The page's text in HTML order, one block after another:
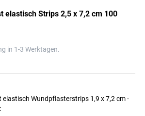
Strips 2,5 x 7,2 cm 100
in 1-3 Werktagen.